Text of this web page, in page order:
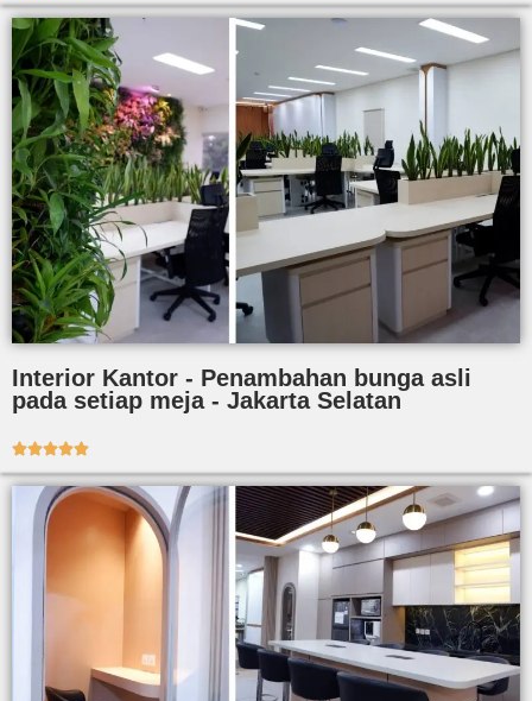
Interior Kantor - Penambahan bunga asli
pada setiap meja - Jakarta Selatan
